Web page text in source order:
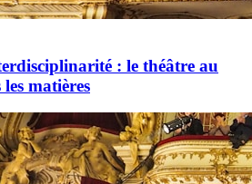
: le théâtre au
matières